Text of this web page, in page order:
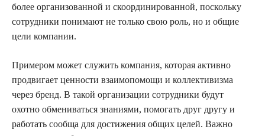
более организованной и скоординированной, поскольку
сотрудники понимают не только свою роль, но и общие
цели компании.
Примером может служить компания, которая активно
продвигает ценности взаимопомощи и коллективизма
через бренд. В такой организации сотрудники будут
охотно обмениваться знаниями, помогать друг другу и
работать сообща для достижения общих целей. Важно